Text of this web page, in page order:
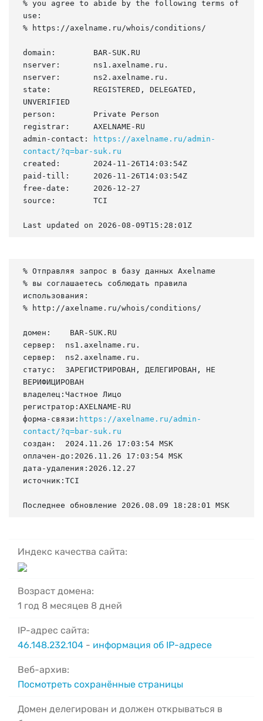
% you agree to abide by the following terms of
use:
% https://axelname.ru/whois/conditions/
domain:        BAR-SUK.RU
nserver:       ns1.axelname.ru.
nserver:       ns2.axelname.ru.
state:         REGISTERED, DELEGATED,
UNVERIFIED
person:        Private Person
registrar:     AXELNAME-RU
admin-contact:
https://axelname.ru/admin-
contact/?q=bar-suk.ru
created:       2024-11-26T14:03:54Z
paid-till:     2026-11-26T14:03:54Z
free-date:     2026-12-27
source:        TCI
Last updated on 2026-08-09T15:28:01Z
% Отправляя запрос в базу данных Axelname
% вы соглашаетесь соблюдать правила
использования:
% http://axelname.ru/whois/conditions/
домен:    BAR-SUK.RU
сервер:  ns1.axelname.ru.
сервер:  ns2.axelname.ru.
статус:  ЗАРЕГИСТРИРОВАН, ДЕЛЕГИРОВАН, НЕ
ВЕРИФИЦИРОВАН
владелец:Частное Лицо
регистратор:AXELNAME-RU
форма-связи: https://axelname.ru/admin-
contact/?q=bar-suk.ru
создан:  2024.11.26 17:03:54 MSK
оплачен-до:2026.11.26 17:03:54 MSK
дата-удаления:2026.12.27
источник:TCI
Последнее обновление 2026.08.09 18:28:01 MSK
Индекс качества сайта:
Возраст домена:
1 год 8 месяцев 8 дней
IP-адрес сайта:
46.148.232.104 - информация об IP-адресе
Веб-архив:
Посмотреть сохранённые страницы
Домен делегирован и должен открываться в